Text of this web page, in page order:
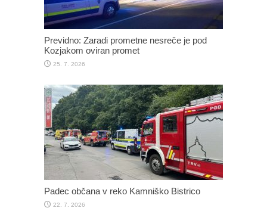
Previdno: Zaradi prometne nesreče je pod
Kozjakom oviran promet
25. 7. 2026
Padec občana v reko Kamniško Bistrico
22. 7. 2026